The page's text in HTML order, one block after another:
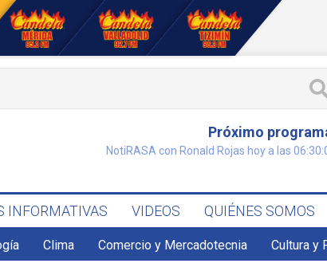
Próximo
NotiRASA con Ronald Rojas hoy a las
INFORMATIVAS VIDEOS QUIÉNES SOMOS
Clima Comercio y Mercadotecnia Cultura y